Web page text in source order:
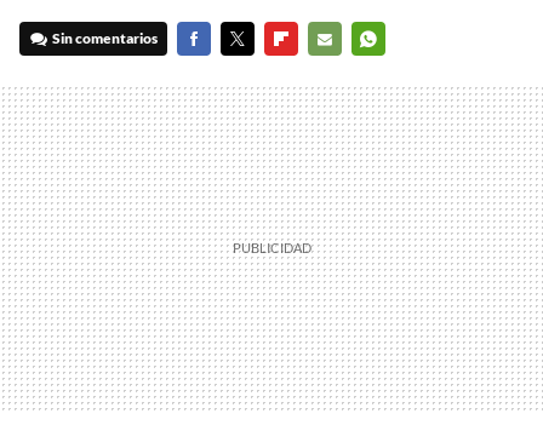
Sin comentarios
MAIL